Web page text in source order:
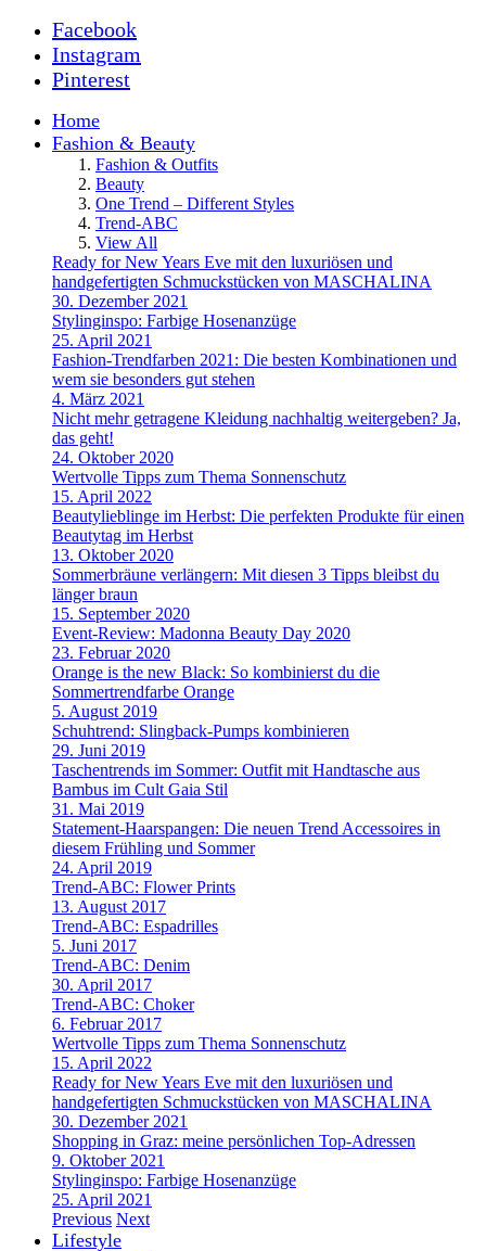
Facebook
Instagram
Pinterest
Home
Fashion & Beauty
Fashion & Outfits
Beauty
One Trend – Different Styles
Trend-ABC
View All
Ready for New Years Eve mit den luxuriösen und
handgefertigten Schmuckstücken von MASCHALINA
30. Dezember 2021
Stylinginspo: Farbige Hosenanzüge
25. April 2021
Fashion-Trendfarben 2021: Die besten Kombinationen und
wem sie besonders gut stehen
4. März 2021
Nicht mehr getragene Kleidung nachhaltig weitergeben? Ja,
das geht!
24. Oktober 2020
Wertvolle Tipps zum Thema Sonnenschutz
15. April 2022
Beautylieblinge im Herbst: Die perfekten Produkte für einen
Beautytag im Herbst
13. Oktober 2020
Sommerbräune verlängern: Mit diesen 3 Tipps bleibst du
länger braun
15. September 2020
Event-Review: Madonna Beauty Day 2020
23. Februar 2020
Orange is the new Black: So kombinierst du die
Sommertrendfarbe Orange
5. August 2019
Schuhtrend: Slingback-Pumps kombinieren
29. Juni 2019
Taschentrends im Sommer: Outfit mit Handtasche aus
Bambus im Cult Gaia Stil
31. Mai 2019
Statement-Haarspangen: Die neuen Trend Accessoires in
diesem Frühling und Sommer
24. April 2019
Trend-ABC: Flower Prints
13. August 2017
Trend-ABC: Espadrilles
5. Juni 2017
Trend-ABC: Denim
30. April 2017
Trend-ABC: Choker
6. Februar 2017
Wertvolle Tipps zum Thema Sonnenschutz
15. April 2022
Ready for New Years Eve mit den luxuriösen und
handgefertigten Schmuckstücken von MASCHALINA
30. Dezember 2021
Shopping in Graz: meine persönlichen Top-Adressen
9. Oktober 2021
Stylinginspo: Farbige Hosenanzüge
25. April 2021
Previous Next
Lifestyle